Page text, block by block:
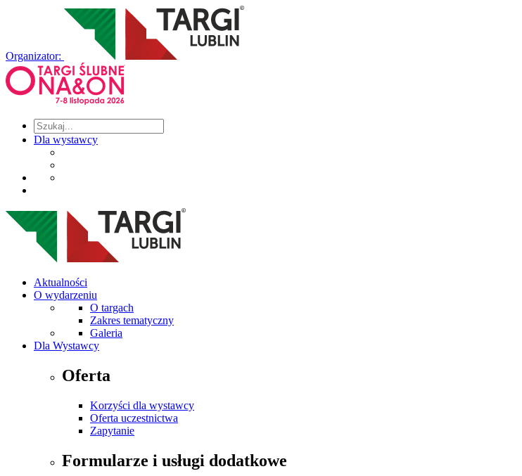
Organizator:
Dla wystawcy
Aktualności
O wydarzeniu
O targach
Zakres tematyczny
Galeria
Dla Wystawcy
Oferta
Korzyści dla wystawcy
Oferta uczestnictwa
Zapytanie
Formularze i usługi dodatkowe